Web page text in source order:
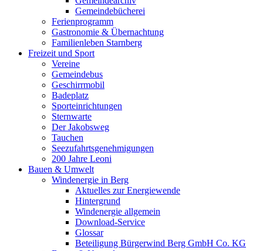
Gemeindebücherei
Ferienprogramm
Gastronomie & Übernachtung
Familienleben Starnberg
Freizeit und Sport
Vereine
Gemeindebus
Geschirrmobil
Badeplatz
Sporteinrichtungen
Sternwarte
Der Jakobsweg
Tauchen
Seezufahrtsgenehmigungen
200 Jahre Leoni
Bauen & Umwelt
Windenergie in Berg
Aktuelles zur Energiewende
Hintergrund
Windenergie allgemein
Download-Service
Glossar
Beteiligung Bürgerwind Berg GmbH Co. KG